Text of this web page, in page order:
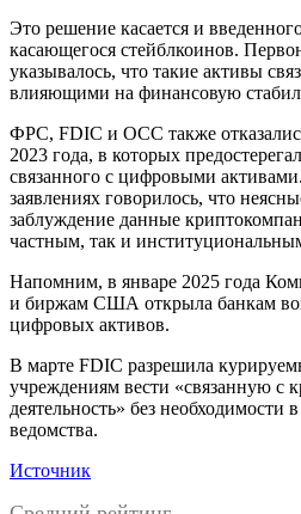
Это решение касается и
касающегося стейблкоинов.
указывалось, что такие активы
влияющими на финансовую
ФРС, FDIC и OCC также
2023 года, в которых
связанного с цифровыми
заявлениях говорилось, что
заблуждение данные
частным, так и
Напомним, в январе 2025 года
и биржам США открыла банкам
цифровых активов.
В марте FDIC разрешила
учреждениям вести «связанную с
деятельность» без необходимости
ведомства.
Источник